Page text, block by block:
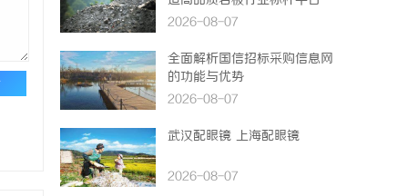
2026-08-07
全面解析国信招标采购信息网
的功能与优势
2026-08-07
武汉配眼镜 上海配眼镜
2026-08-07